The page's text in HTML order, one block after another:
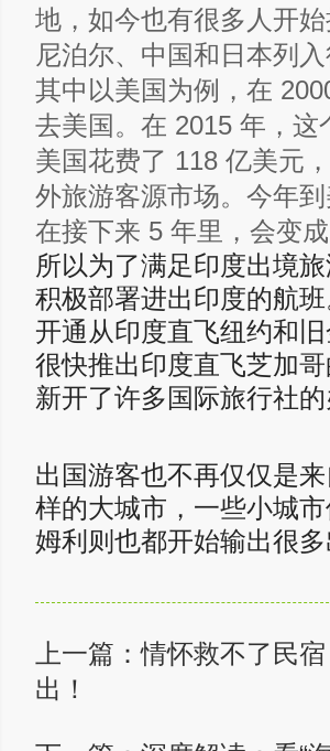
地，如今也有很多人开
尼泊尔、中国和日本列入
其中以美国为例，在
去美国。在 2015 年，
美国花费了 118 亿美元
外旅游客源市场。今年
在接下来 5 年里，会变成
所以为了满足印度出境
积极部署进出印度的航
开通从印度直飞纽约和
很快推出印度直飞芝加
新开了许多国际旅行社的
出国游客也不再仅仅是
样的大城市，一些小城
姆利则也都开始输出很
上一篇：情怀救不了民
出！